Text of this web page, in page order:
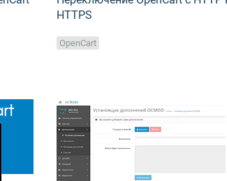
HTTPS
OpenCart